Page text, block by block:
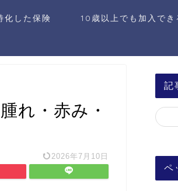
化した保険 10歳以上でも加入でき
れ・赤み・
2026年7月10日
記
ペ